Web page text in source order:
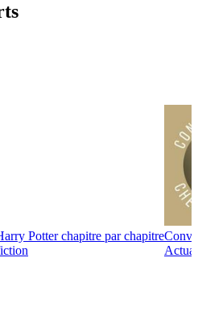
Potter chapitre par chapitre